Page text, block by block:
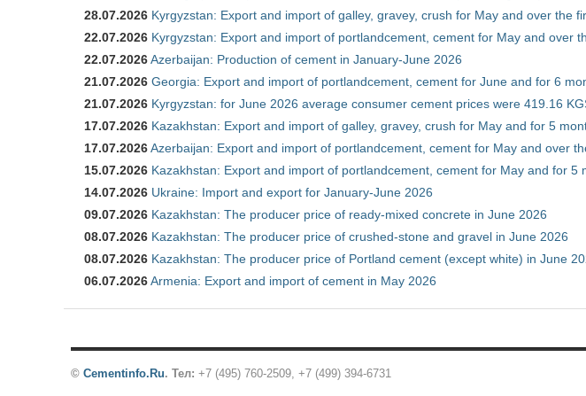
28.07.2026 Kyrgyzstan: Export and import of galley, gravey, crush for May and over the
22.07.2026 Kyrgyzstan: Export and import of portlandcement, cement for May and over
22.07.2026Azerbaijan: Production of cement in January-June 2026
21.07.2026 Georgia: Export and import of portlandcement, cement for June and for 6
21.07.2026 Kyrgyzstan: for June 2026 average consumer cement prices were 419.16
17.07.2026 Kazakhstan: Export and import of galley, gravey, crush for May and for 5
17.07.2026Azerbaijan: Export and import of portlandcement, cement for May and over
15.07.2026 Kazakhstan: Export and import of portlandcement, cement for May and for 5
14.07.2026 Ukraine: Import and export for January-June 2026
09.07.2026 Kazakhstan: The producer price of ready-mixed concrete in June 2026
08.07.2026 Kazakhstan: The producer price of crushed-stone and gravel in June 2026
08.07.2026 Kazakhstan: The producer price of Portland cement (except white) in June
06.07.2026Armenia: Export and import of cement in May 2026
© Cementinfo.Ru. Тел: +7 (495) 760-2509, +7 (499) 394-6731